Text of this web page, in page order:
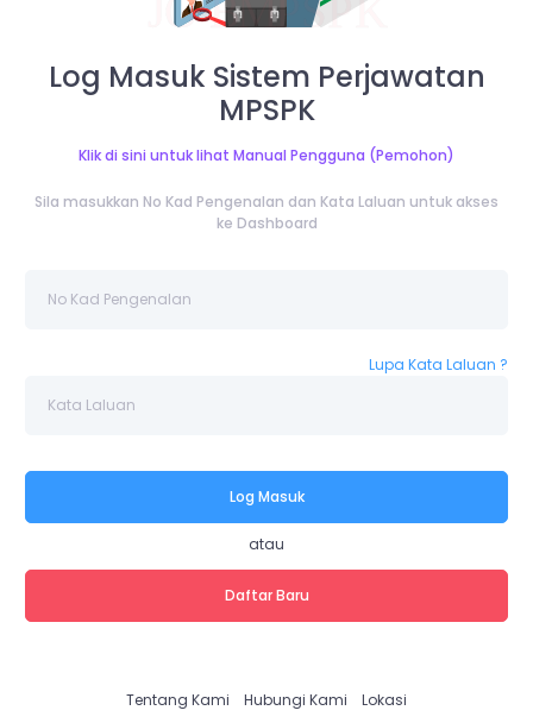
Log Masuk Sistem Perjawatan
MPSPK
Klik di sini untuk lihat Manual Pengguna (Pemohon)
Sila masukkan No Kad Pengenalan dan Kata Laluan untuk akses
ke Dashboard
Lupa Kata Laluan ?
Log Masuk
atau
Daftar Baru
Tentang Kami Hubungi Kami Lokasi